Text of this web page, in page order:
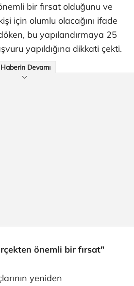
bir fırsat olduğunu ve
için olumlu olacağını ifade
bu yapılandırmaya 25
yapıldığına dikkati çekti.
Haberin Devamı
önemli bir fırsat"
yeniden